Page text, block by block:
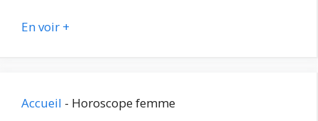
En voir +
Accueil - Horoscope femme